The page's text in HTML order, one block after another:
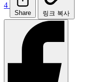
4
Share 링크 복사